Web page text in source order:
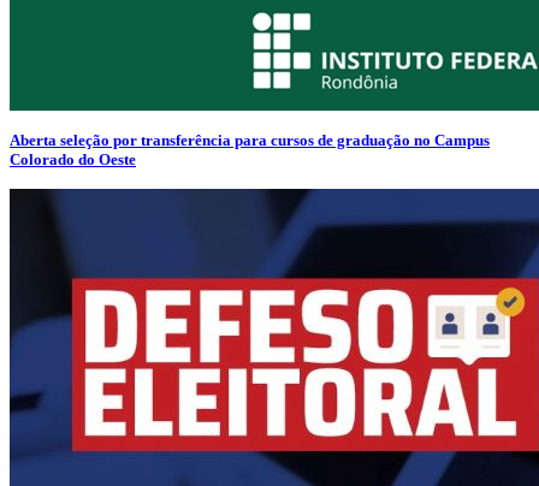
Aberta seleção por transferência para cursos de graduação no Campus
Colorado do Oeste